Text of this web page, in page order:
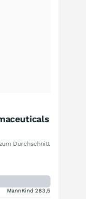
Durchschnitt
MannKind 283,5